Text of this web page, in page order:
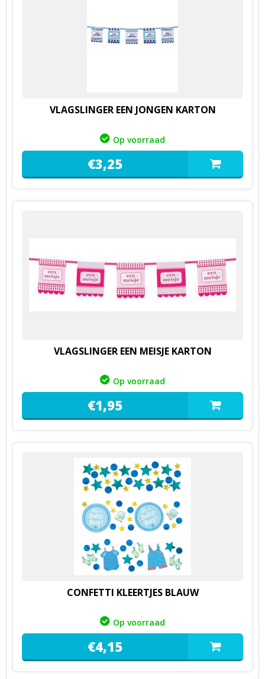
VLAGSLINGER EEN JONGEN KARTON
Op voorraad
€3,25
VLAGSLINGER EEN MEISJE KARTON
Op voorraad
€1,95
CONFETTI KLEERTJES BLAUW
Op voorraad
€4,15